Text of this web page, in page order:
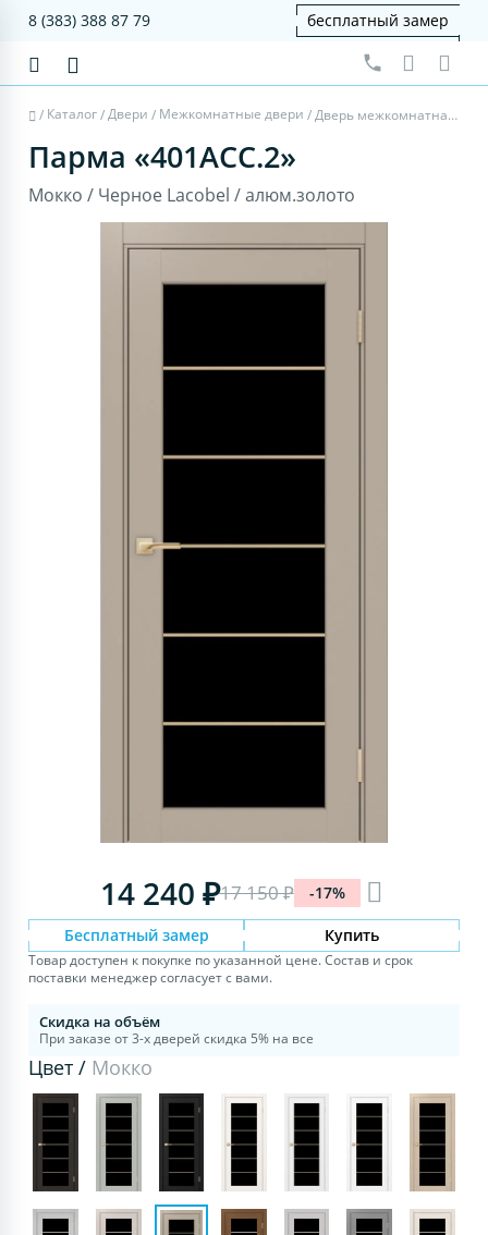
8 (383) 388 87 79 бесплатный замер
/ Каталог/Двери / Межкомнатные двери / Дверь межкомнатная Парма 401АСС.2 - мокко, черное lacobel, алюм.золото
Парма «401АСС.2»
Мокко / Черное Lacobel / алюм.золото
14 240 ₽17 150 ₽ -17%
Бесплатный замер Купить
Товар доступен к покупке по указанной цене. Состав и срок
поставки менеджер согласует с вами.
Скидка на объём
При заказе от 3-х дверей скидка 5% на все
Цвет / Мокко